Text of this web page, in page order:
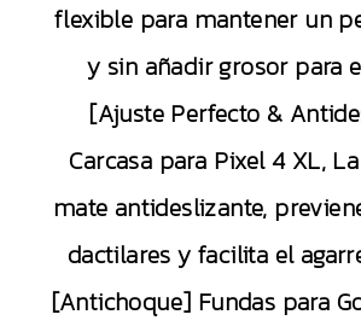
flexible para mantener un
y sin añadir grosor para
[Ajuste Perfecto &
Carcasa para Pixel 4 XL,
mate antideslizante,
dactilares y facilita el
[Antichoque] Fundas para